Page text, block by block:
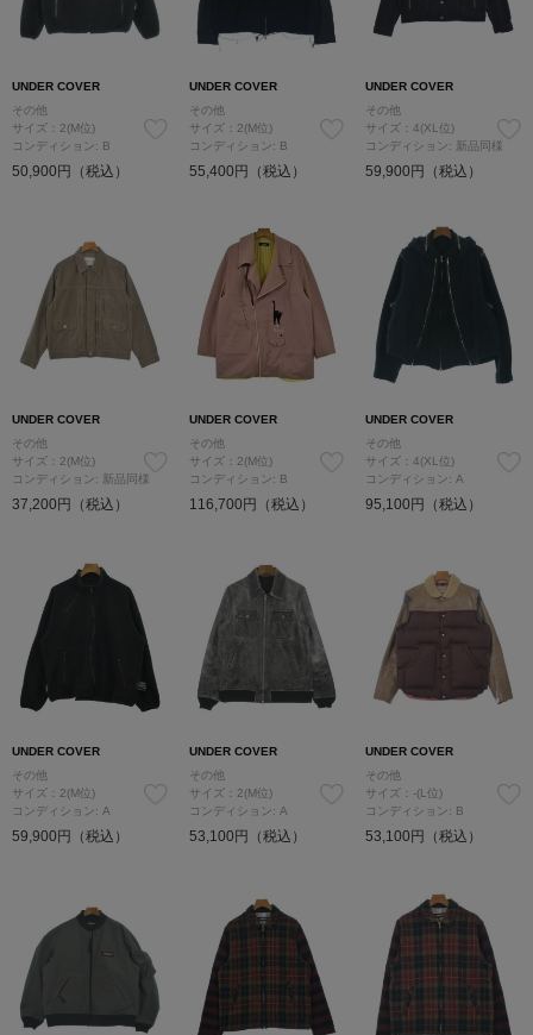
UNDER COVER
その他
サイズ：2(M位)
コンディション: B
50,900円（税込）
UNDER COVER
その他
サイズ：2(M位)
コンディション: B
55,400円（税込）
UNDER COVER
その他
サイズ：4(XL位)
コンディション: 新品同様
59,900円（税込）
UNDER COVER
その他
サイズ：2(M位)
コンディション: 新品同様
37,200円（税込）
UNDER COVER
その他
サイズ：2(M位)
コンディション: B
116,700円（税込）
UNDER COVER
その他
サイズ：4(XL位)
コンディション: A
95,100円（税込）
UNDER COVER
その他
サイズ：2(M位)
コンディション: A
59,900円（税込）
UNDER COVER
その他
サイズ：2(M位)
コンディション: A
53,100円（税込）
UNDER COVER
その他
サイズ：-(L位)
コンディション: B
53,100円（税込）